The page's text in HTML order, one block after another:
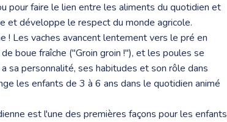
pour faire le lien entre les aliments du quotidien et
et développe le respect du monde agricole.
! Les vaches avancent lentement vers le pré en
boue fraîche ("Groin groin !"), et les poules se
sa personnalité, ses habitudes et son rôle dans
les enfants de 3 à 6 ans dans le quotidien animé
est l'une des premières façons pour les enfants